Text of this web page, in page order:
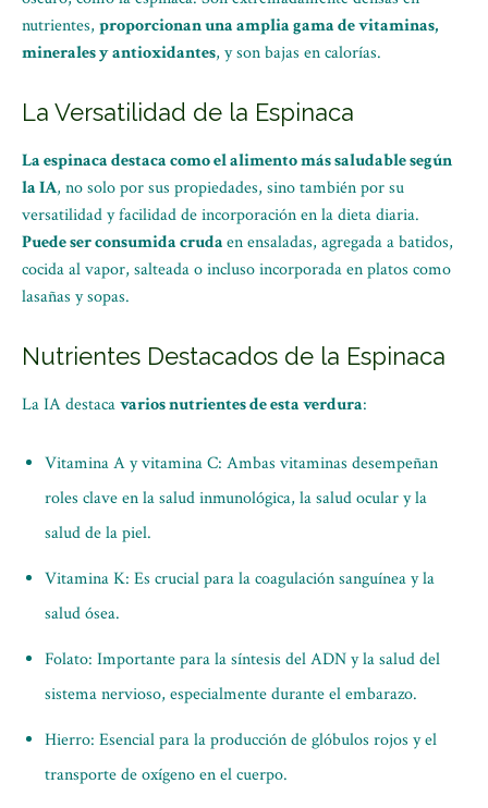
nutrientes, proporcionan una amplia gama de vitaminas,
minerales y antioxidantes, y son bajas en calorías.
La Versatilidad de la Espinaca
La espinaca destaca como el alimento más saludable según
la IA, no solo por sus propiedades, sino también por su
versatilidad y facilidad de incorporación en la dieta diaria.
Puede ser consumida crudaen ensaladas, agregada a batidos,
cocida al vapor, salteada o incluso incorporada en platos como
lasañas y sopas.
Nutrientes Destacados de la Espinaca
La IA destacavarios nutrientes de esta verdura:
Vitamina A y vitamina C: Ambas vitaminas desempeñan
roles clave en la salud inmunológica, la salud ocular y la
salud de la piel.
Vitamina K: Es crucial para la coagulación sanguínea y la
salud ósea.
Folato: Importante para la síntesis del ADN y la salud del
sistema nervioso, especialmente durante el embarazo.
Hierro: Esencial para la producción de glóbulos rojos y el
transporte de oxígeno en el cuerpo.